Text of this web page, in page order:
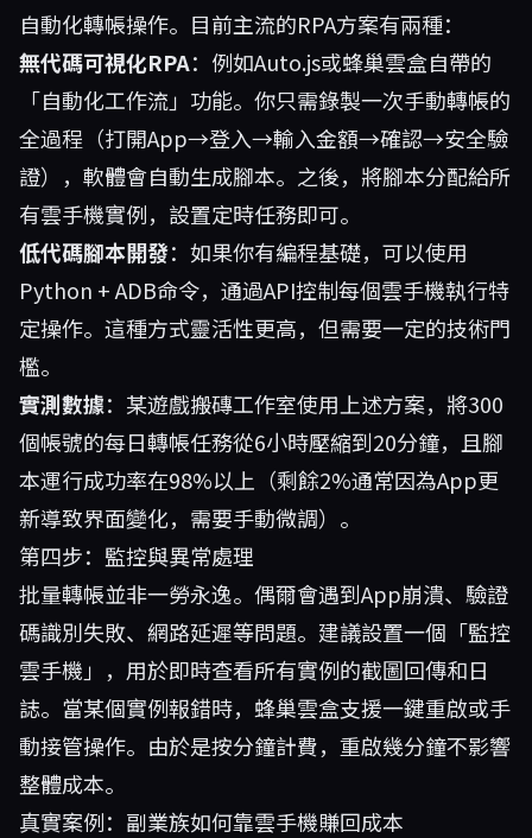
自動化轉帳操作。目前主流的RPA方案有兩種：
無代碼可視化RPA：例如Auto.js或蜂巢雲盒自帶的
「自動化工作流」功能。你只需錄製一次手動轉帳的
全過程（打開App→登入→輸入金額→確認→安全驗
證），軟體會自動生成腳本。之後，將腳本分配給所
有雲手機實例，設置定時任務即可。
低代碼腳本開發：如果你有編程基礎，可以使用
Python + ADB命令，通過API控制每個雲手機執行特
定操作。這種方式靈活性更高，但需要一定的技術門
檻。
實測數據：某遊戲搬磚工作室使用上述方案，將300
個帳號的每日轉帳任務從6小時壓縮到20分鐘，且腳
本運行成功率在98%以上（剩餘2%通常因為App更
新導致界面變化，需要手動微調）。
第四步：監控與異常處理
批量轉帳並非一勞永逸。偶爾會遇到App崩潰、驗證
碼識別失敗、網路延遲等問題。建議設置一個「監控
雲手機」，用於即時查看所有實例的截圖回傳和日
誌。當某個實例報錯時，蜂巢雲盒支援一鍵重啟或手
動接管操作。由於是按分鐘計費，重啟幾分鐘不影響
整體成本。
真實案例：副業族如何靠雲手機賺回成本